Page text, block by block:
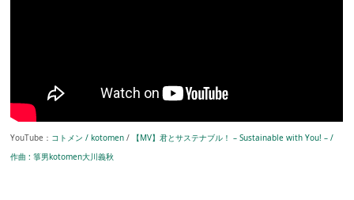
YouTube： コトメン / kotomen /
【MV】君とサステナブル！ – Sustainable with You! – /
作曲 : 箏男kotomen大川義秋